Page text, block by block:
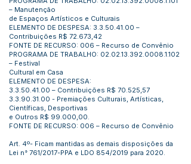
– Manutenção
de Espaços Artísticos e Culturais
ELEMENTO DE DESPESA: 3.3.50.41.00 –
Contribuições R$ 72.673,42
FONTE DE RECURSO: 006 – Recurso de Convênio
PROGRAMA DE TRABALHO: 02.02.13.392.0008.1.102
– Festival
Cultural em Casa
ELEMENTO DE DESPESA:
3.3.50.41.00 – Contribuições R$ 70.525,57
3.3.90.31.00 - Premiações Culturais, Artísticas,
Científicas, Desportivas
e Outros R$ 99.000,00.
FONTE DE RECURSO: 006 – Recurso de Convênio
Art. 4º- Ficam mantidas as demais disposições da
Lei n° 761/2017-PPA e LDO 854/2019 para 2020.